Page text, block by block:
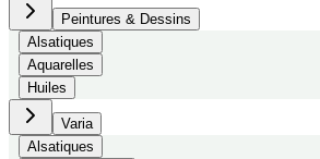
Peintures & Dessins
Alsatiques
Aquarelles
Huiles
Varia
Alsatiques